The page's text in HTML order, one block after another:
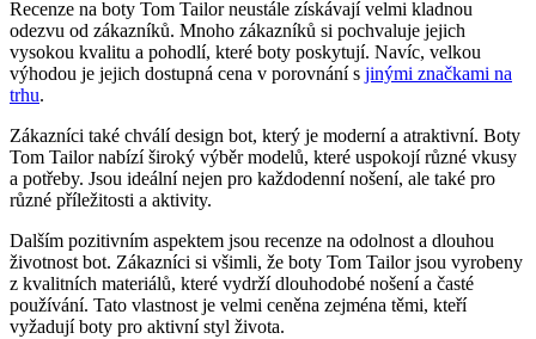
Recenze na boty Tom Tailor neustále ⁣získávají velmi ⁢kladnou
odezvu od zákazníků. Mnoho zákazníků si pochvaluje jejich
vysokou ‍kvalitu a ⁤pohodlí, které boty poskytují. Navíc, velkou
výhodou je jejich‍ dostupná cena​ v ⁢porovnání s jinými značkami na
trhu.⁣
Zákazníci také ‍chválí ⁤design bot, který je moderní a atraktivní.⁤ Boty
Tom Tailor nabízí široký⁢ výběr modelů, které​ uspokojí různé vkusy
a potřeby. Jsou⁢ ideální nejen pro⁤ každodenní nošení, ale​ také⁤ pro
různé ⁤příležitosti a aktivity.⁤
Dalším pozitivním aspektem jsou recenze ⁢na odolnost‌ a⁢ dlouhou
životnost bot. Zákazníci si ⁢všimli, že boty Tom‍ Tailor jsou ‍vyrobeny
z⁢ kvalitních materiálů, ⁤které vydrží dlouhodobé nošení a ‍časté‍
používání. ⁤Tato vlastnost je velmi ceněna zejména ‌těmi, kteří
vyžadují‍ boty⁣ pro aktivní styl života.⁢